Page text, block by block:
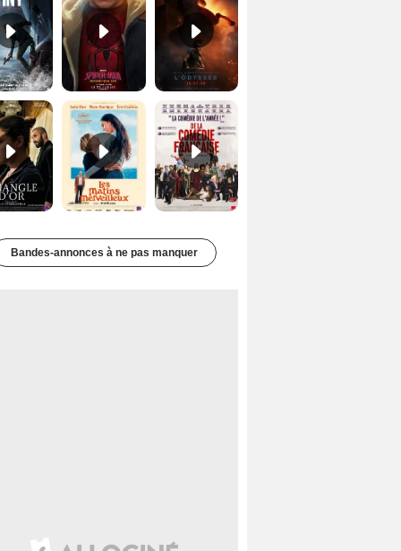
Le Triangle d'or Bande-annonce VF De la Comédie-Française Teaser VF
Bandes-annonces à ne pas manquer